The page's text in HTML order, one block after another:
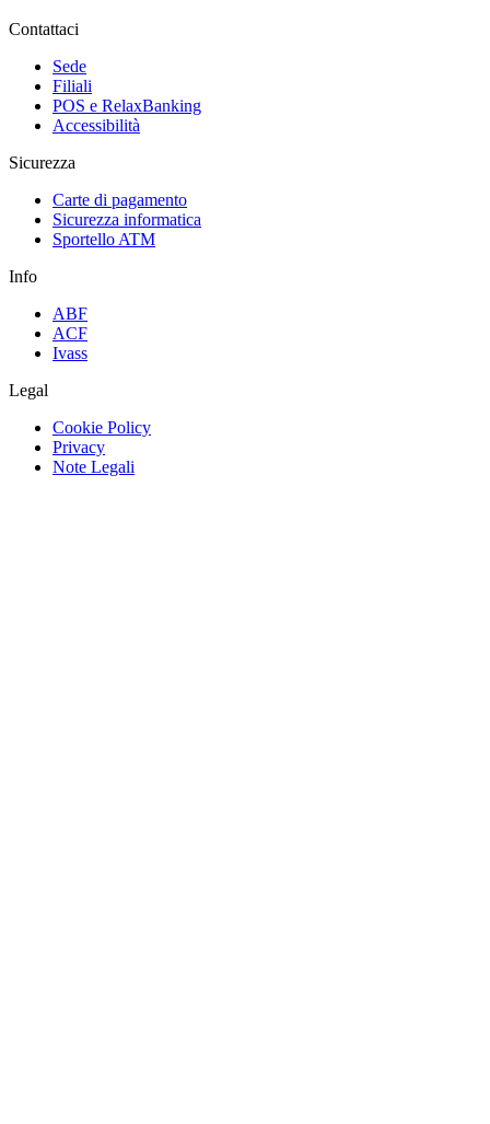
Contattaci
Sede
Filiali
POS e RelaxBanking
Accessibilità
Sicurezza
Carte di pagamento
Sicurezza informatica
Sportello ATM
Info
ABF
ACF
Ivass
Legal
Cookie Policy
Privacy
Note Legali